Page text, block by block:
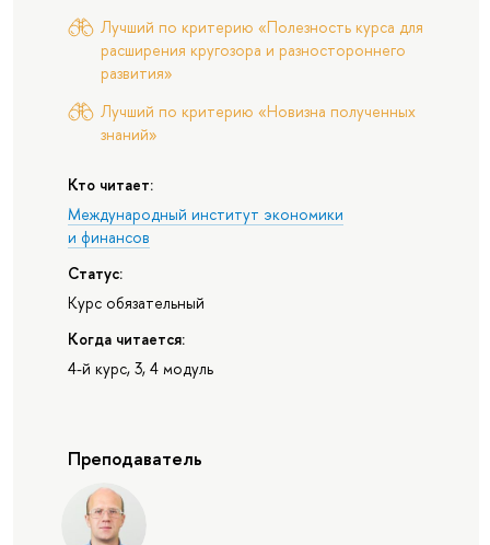
Лучший по критерию «Полезность курса для
расширения кругозора и разностороннего
развития»
Лучший по критерию «Новизна полученных
знаний»
Кто читает:
Международный институт экономики
и финансов
Статус:
Курс обязательный
Когда читается:
4-й курс, 3, 4 модуль
Преподаватель